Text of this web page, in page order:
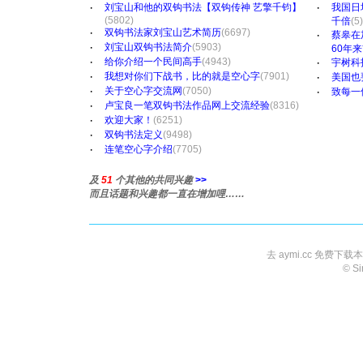
·
刘宝山和他的双钩书法【双钩传神 艺擎千钧】
(5802)
· 双钩书法家刘宝山艺术简历(6697)
· 刘宝山双钩书法简介(5903)
· 给你介绍一个民间高手(4943)
· 我想对你们下战书，比的就是空心字(7901)
· 关于空心字交流网(7050)
· 卢宝良一笔双钩书法作品网上交流经验(8316)
· 欢迎大家！ (6251)
· 双钩书法定义(9498)
· 连笔空心字介绍(7705)
·
我国日
千倍(5)
·
蔡皋在
60年
· 宇树
· 美国也
· 致每一
及 51 个其他的共同兴趣 >>
而且话题和兴趣都一直在增加哩……
去 aymi.cc 免费下载
©